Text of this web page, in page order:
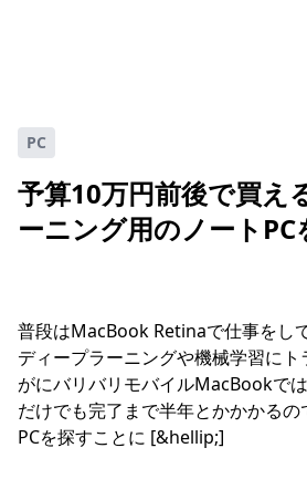
PC
予算10万円前後で買え
ーニング用のノート
普段はMacBook Retinaで仕事をし
ディープラーニングや機械学習に
がにバリバリモバイルMacBookで
だけでも完了まで半年とかかかるの
PCを探すことに [&hellip;]